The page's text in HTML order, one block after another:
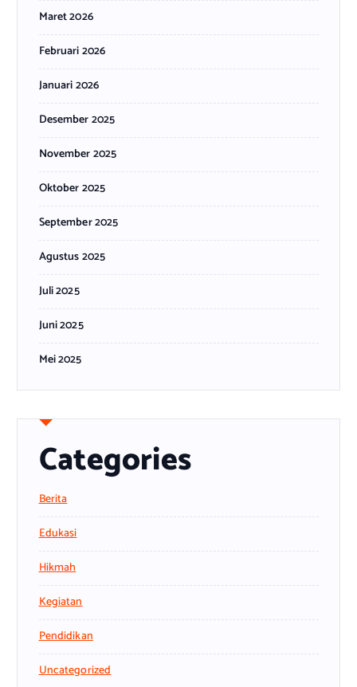
Maret 2026
Februari 2026
Januari 2026
Desember 2025
November 2025
Oktober 2025
September 2025
Agustus 2025
Juli 2025
Juni 2025
Mei 2025
Categories
Berita
Edukasi
Hikmah
Kegiatan
Pendidikan
Uncategorized